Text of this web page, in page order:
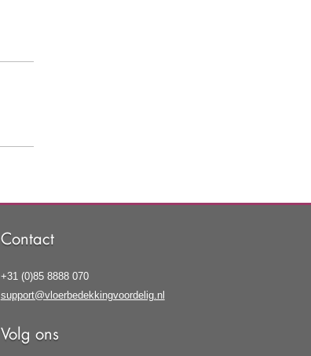
Contact
+31 (0)85 8888 070
support@vloerbedekkingvoordelig.nl
Volg ons